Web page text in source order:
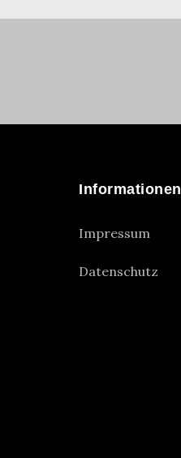
Informationen
Impressum
Datenschutz